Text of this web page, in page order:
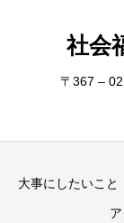
社会
〒367 –
大事にしたいこと